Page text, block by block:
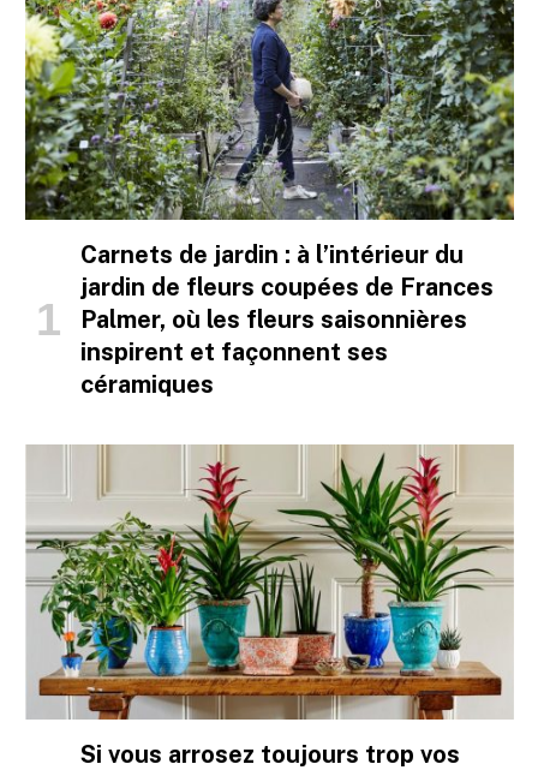
Carnets de jardin : à l’intérieur du
jardin de fleurs coupées de Frances
Palmer, où les fleurs saisonnières
inspirent et façonnent ses
céramiques
Si vous arrosez toujours trop vos